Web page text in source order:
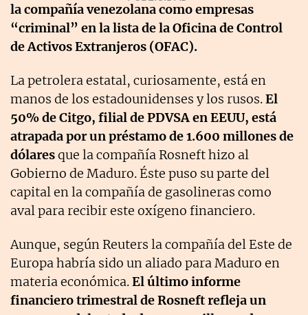
la compañía venezolana como empresas
“criminal” en la lista de la Oficina de Control
de Activos Extranjeros (OFAC).
La petrolera estatal, curiosamente, está en
manos de los estadounidenses y los rusos.El
50% de Citgo, filial de PDVSA en EEUU, está
atrapada por un préstamo de 1.600 millones de
dólaresque la compañía Rosneft hizo al
Gobierno de Maduro. Éste puso su parte del
capital en la compañía de gasolineras como
aval para recibir este oxígeno financiero.
Aunque, según Reuters la compañía del Este de
Europa habría sido un aliado para Maduro en
materia económica.El último informe
financiero trimestral de Rosneft refleja un